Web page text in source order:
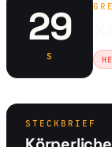
29
S
STECKBRIEF